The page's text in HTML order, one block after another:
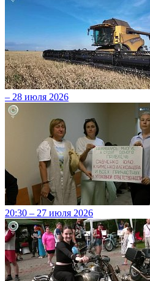
– 28 июля 2026
20:30 – 27 июля 2026